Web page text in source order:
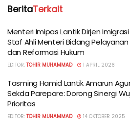
BeritaTerkait
Menteri Imipas Lantik Dirjen
Staf Ahli Menteri Bidang Pelayanan
dan Reformasi Hukum
EDITOR: TOHIR MUHAMMAD 1 APRIL 2026
Tasming Hamid Lantik Amarun
Sekda Parepare: Dorong Sinergi
Prioritas
EDITOR: TOHIR MUHAMMAD 14 OKTOBER 2025